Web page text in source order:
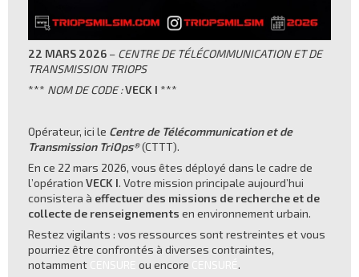
22 MARS 2026 – CENTRE DE TÉLÉCOMMUNICATION ET DE
TRANSMISSION TRIOPS
*** NOM DE CODE :VECK I ***
Opérateur, ici le Centre de Télécommunication et de
Transmission TriOps®(CTTT).
En ce 22 mars 2026, vous êtes déployé dans le cadre de
l’opération VECK I. Votre mission principale aujourd’hui
consistera à effectuer des missions de recherche et de
collecte de renseignements en environnement urbain.
Restez vigilants : vos ressources sont restreintes et vous
pourriez être confrontés à diverses contraintes,
notamment
ou encore
.